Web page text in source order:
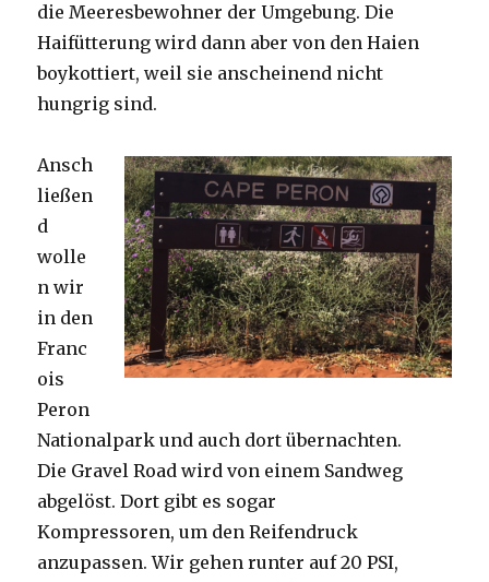
die Meeresbewohner der Umgebung. Die
Haifütterung wird dann aber von den Haien
boykottiert, weil sie anscheinend nicht
hungrig sind.
Ansch
ließen
d
wolle
n wir
in den
Franc
ois
Peron
Nationalpark und auch dort übernachten.
Die Gravel Road wird von einem Sandweg
abgelöst. Dort gibt es sogar
Kompressoren, um den Reifendruck
anzupassen. Wir gehen runter auf 20 PSI,